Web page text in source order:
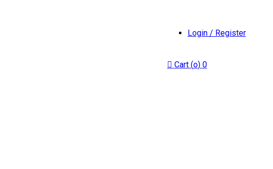
Login / Register
Cart (o) 0